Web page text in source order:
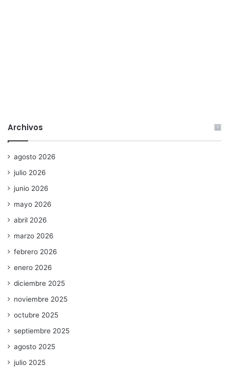
Archivos
agosto 2026
julio 2026
junio 2026
mayo 2026
abril 2026
marzo 2026
febrero 2026
enero 2026
diciembre 2025
noviembre 2025
octubre 2025
septiembre 2025
agosto 2025
julio 2025